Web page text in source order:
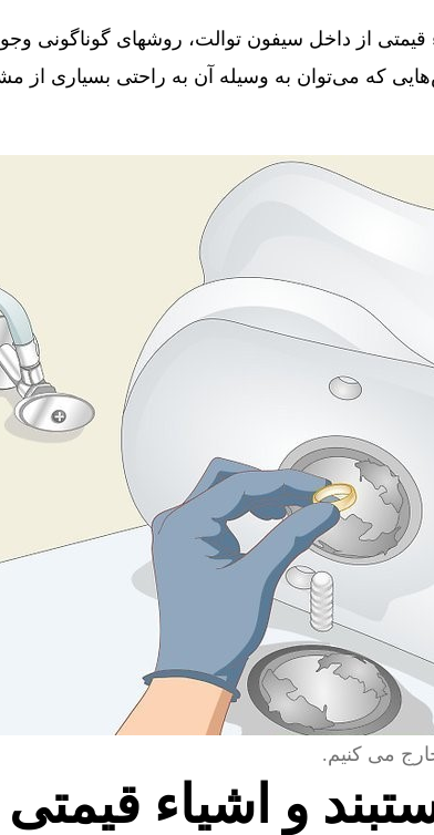
قیمتی از داخل سیفون توالت، روشهای گوناگونی
که می‌توان به وسیله آن به راحتی بسیاری از
می کنیم.
و اشیاء